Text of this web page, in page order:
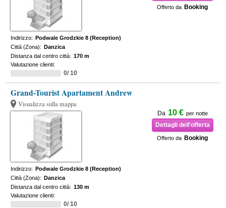
Offerto da Booking
Indirizzo: Podwale Grodzkie 8 (Reception)
Città (Zona): Danzica
Distanza dal centro città: 170 m
Valutazione clienti:
0/ 10
Grand-Tourist Apartament Andrew
Visualizza sulla mappa
Da 10 € per notte
Dettagli dell'offerta
Offerto da Booking
Indirizzo: Podwale Grodzkie 8 (Reception)
Città (Zona): Danzica
Distanza dal centro città: 130 m
Valutazione clienti:
0/ 10